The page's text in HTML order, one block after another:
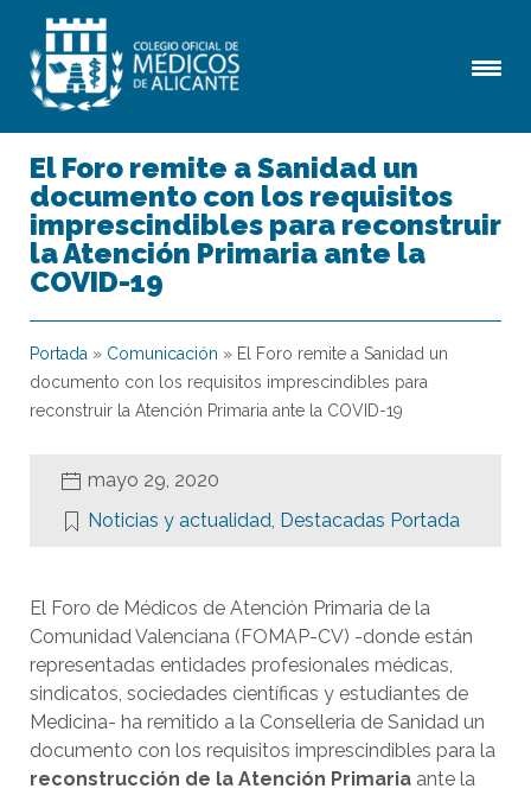
El Foro remite a Sanidad un
documento con los requisitos
imprescindibles para reconstruir
la Atención Primaria ante la
COVID-19
Portada » Comunicación » El Foro remite a Sanidad un
documento con los requisitos imprescindibles para
reconstruir la Atención Primaria ante la COVID-19
mayo 29, 2020
Noticias y actualidad, Destacadas Portada
El Foro de Médicos de Atención Primaria de la
Comunidad Valenciana (FOMAP-CV) -donde están
representadas entidades profesionales médicas,
sindicatos, sociedades científicas y estudiantes de
Medicina- ha remitido a la Conselleria de Sanidad un
documento con los requisitos imprescindibles para la
reconstrucción de la Atención Primaria ante la